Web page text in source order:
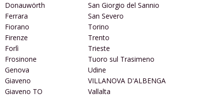
Donauwörth
Ferrara
Fiorano
Firenze
Forlì
Frosinone
Genova
Giaveno
Giaveno TO
San Giorgio del Sannio
San Severo
Torino
Trento
Trieste
Tuoro sul Trasimeno
Udine
VILLANOVA D'ALBENGA
Vallalta